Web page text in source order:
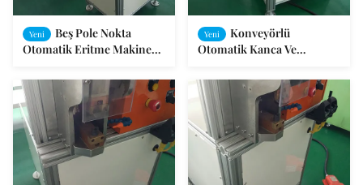
Yeni
Beş Pole Nokta
Otomatik Eritme Makinesi
Üç Kutuplu
Yeni
Konveyörlü
Otomatik Kanca Ve
Eritme Makinesi